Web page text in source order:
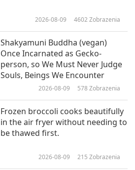
Dietary Protein – Demystifying
the facts, Part 1 of 2
The Banana: Wondrous Nature’s
Gift
2026-08-09 4602 Zobrazenia
Shakyamuni Buddha (vegan)
Once Incarnated as Gecko-
person, so We Must Never Judge
Souls, Beings We Encounter
2026-08-09 578 Zobrazenia
Frozen broccoli cooks beautifully
in the air fryer without needing to
be thawed first.
2026-08-09 215 Zobrazenia